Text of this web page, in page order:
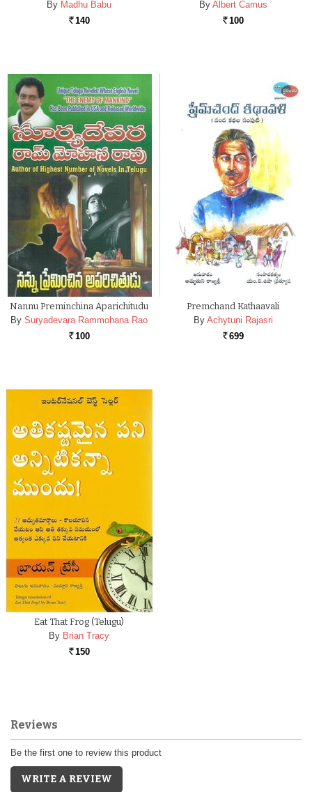
By Madhu Babu
Rs. 140
By Albert Camus
Rs. 100
Nannu Preminchina Aparichitudu
By Suryadevara Rammohana Rao
Rs. 100
Premchand Kathaavali
By Achytuni Rajasri
Rs. 699
Eat That Frog (Telugu)
By Brian Tracy
Rs. 150
Reviews
Be the first one to review this product
WRITE A REVIEW